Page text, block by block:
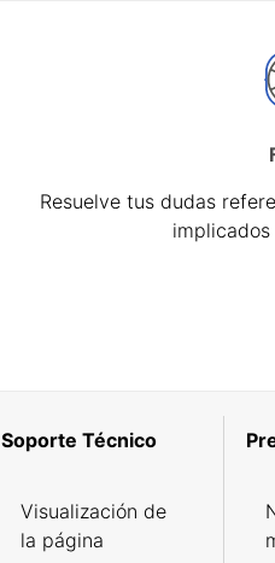
Resuelve tus dudas
Soporte Técnico
Visualización de
la página